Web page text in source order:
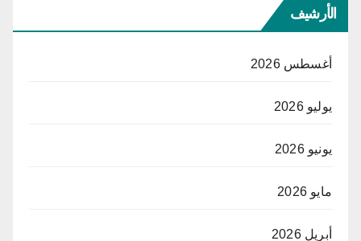
الأرشيف
أغسطس 2026
يوليو 2026
يونيو 2026
مايو 2026
أبريل 2026